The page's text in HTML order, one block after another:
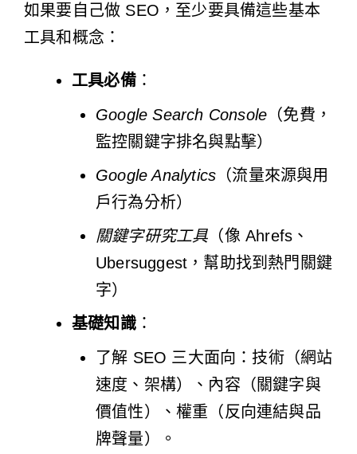
如果要自己做 SEO，至少要具備這些基本
工具和概念：
工具必備：
Google Search Console （免費，
監控關鍵字排名與點擊）
Google Analytics （流量來源與用
戶行為分析）
關鍵字研究工具 （像 Ahrefs、
Ubersuggest，幫助找到熱門關鍵
字）
基礎知識：
了解 SEO 三大面向：技術（網站
速度、架構）、內容（關鍵字與
價值性）、權重（反向連結與品
牌聲量）。